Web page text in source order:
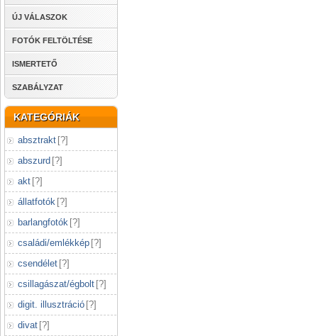
ÚJ VÁLASZOK
FOTÓK FELTÖLTÉSE
ISMERTETŐ
SZABÁLYZAT
KATEGÓRIÁK
absztrakt [?]
abszurd [?]
akt [?]
állatfotók [?]
barlangfotók [?]
családi/emlékkép [?]
csendélet [?]
csillagászat/égbolt [?]
digit. illusztráció [?]
divat [?]